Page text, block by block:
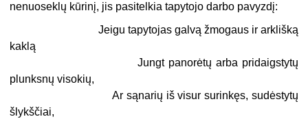
nenuoseklų kūrinį, jis pasitelkia tapytojo darbo pavyzdį:
Jeigu tapytojas galvą žmogaus ir arklišką
kaklą
Jungt panorėtų arba pridaigstytų
plunksnų visokių,
Ar sąnarių iš visur surinkęs, sudėstytų
šlykščiai,